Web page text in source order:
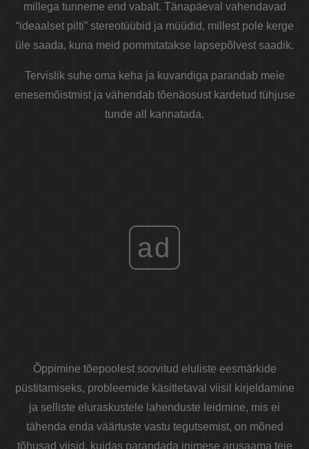
millega tunneme end vabalt. Tänapäeval vahendavad
“ideaalset pilti” stereotüübid ja müüdid, millest pole kerge
üle saada, kuna meid pommitatakse lapsepõlvest saadik.
Tervislik suhe oma keha ja kuvandiga parandab meie
enesemõistmist ja vähendab tõenäosust kardetud tühjuse
tunde all kannatada.
ad
Õppimine tõepoolest soovitud eluliste eesmärkide
püstitamiseks, probleemide käsitletaval viisil kirjeldamine
ja selliste eluraskustele lahenduste leidmine, mis ei
tähenda enda väärtuste vastu tegutsemist, on mõned
tõhusad viisid, kuidas parandada inimese arusaama teie